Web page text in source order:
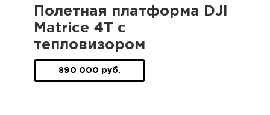
Полетная платформа DJI
Matrice 4T с
тепловизором
890 000 руб.